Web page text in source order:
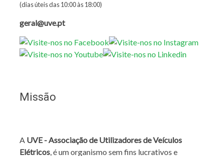
(dias úteis das 10:00 às 18:00)
geral@uve.pt
Missão
A UVE - Associação de Utilizadores de Veículos
Elétricos, é um organismo sem fins lucrativos e